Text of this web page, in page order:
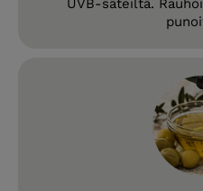
UVB-säteiltä.